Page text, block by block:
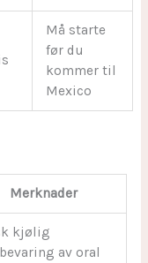
Må starte
før du
kommer til
Mexico
Merknader
kjølig
av oral